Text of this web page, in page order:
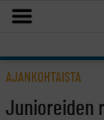
AJANKOHTAISTA
Junioreiden